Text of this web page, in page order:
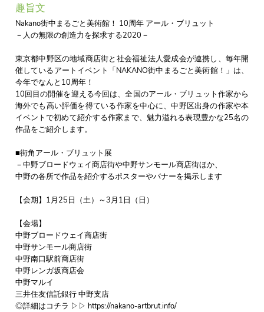
趣旨文
Nakano街中まるごと美術館！ 10周年 アール・ブリュット
－人の無限の創造力を探求する2020－
東京都中野区の地域商店街と社会福祉法人愛成会が連携し、毎年開
催しているアートイベント「NAKANO街中まるごと美術館！」は、
今年でなんと10周年！
10回目の開催を迎える今回は、全国のアール・ブリュット作家から
海外でも高い評価を得ている作家を中心に、中野区出身の作家や本
イベントで初めて紹介する作家まで、魅力溢れる表現豊かな25名の
作品をご紹介します。
■街角アール・ブリュット展
－中野ブロードウェイ商店街や中野サンモール商店街ほか、
中野の各所で作品を紹介するポスターやバナーを掲示します
【会期】1月25日（土）～3月1日（日）
【会場】
中野ブロードウェイ商店街
中野サンモール商店街
中野南口駅前商店街
中野レンガ坂商店会
中野マルイ
三井住友信託銀行 中野支店
◎詳細はコチラ ▷▷ https://nakano-artbrut.info/